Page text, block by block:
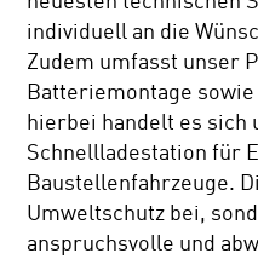
individuell an die
Zudem umfasst unser
Batteriemontage sowie
hierbei handelt es sich
Schnellladestation für
Baustellenfahrzeuge.
Umweltschutz bei,
anspruchsvolle und